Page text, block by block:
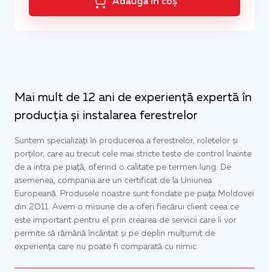
Adaugă în coș
Mai mult de 12 ani de experiență expertă în
producția și instalarea ferestrelor
Suntem specializați în producerea a ferestrelor, roletelor și
porților, care au trecut cele mai stricte teste de control înainte
de a intra pe piață, oferind o calitate pe termen lung. De
asemenea, compania are un certificat de la Uniunea
Europeană. Produsele noastre sunt fondate pe piața Moldovei
din 2011. Avem o misiune de a oferi fiecărui client ceea ce
este important pentru el prin crearea de servicii care îi vor
permite să rămână încântat și pe deplin mulțumit de
experiența care nu poate fi comparată cu nimic.